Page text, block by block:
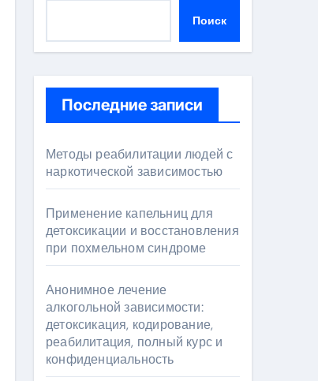
Поиск
Последние записи
Методы реабилитации людей с
наркотической зависимостью
Применение капельниц для
детоксикации и восстановления
при похмельном синдроме
Анонимное лечение
алкогольной зависимости:
детоксикация, кодирование,
реабилитация, полный курс и
конфиденциальность